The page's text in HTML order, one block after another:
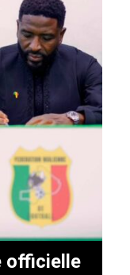
officielle